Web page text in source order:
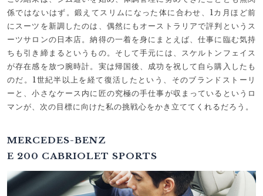
係ではないはず。鍛えてスリムになった体に合わせ、1カ月ほど前
にスーツを新調したのは、偶然にもオーストラリアで評判というス
ーツサロンの日本店。納得の一着を身にまとえば、仕事に臨む気持
ちも引き締まるというもの。そして手元には、スケルトンフェイス
が存在感を放つ腕時計。実は帰国後、成功を祝して自ら購入したも
のだ。1世紀半以上を経て復活したという、そのブランドストーリ
ーと、小さなケース内に匠の究極の手仕事が収まっているというロ
マンが、次の目標に向けた私の挑戦心をかき立ててくれるだろう。
MERCEDES-BENZ
E 200 CABRIOLET SPORTS